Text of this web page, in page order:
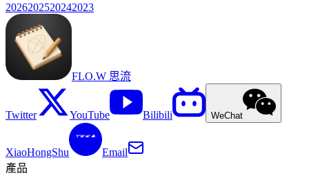
2026202520242023
FLO.W 思流
Twitter YouTube Bilibili WeChat
XiaoHongShu
Email
產品